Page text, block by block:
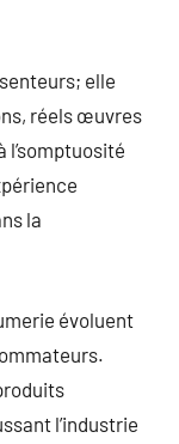
elle
réels œuvres
l’somptuosité
la
évoluent
l’industrie